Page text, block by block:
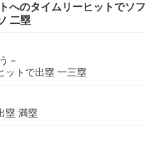
へのタイムリーヒットでソフ
二塁
－
ットで出塁 一三塁
塁 満塁